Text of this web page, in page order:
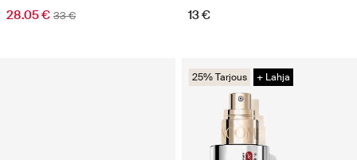
28.05 € 33 € 13 €
25% Tarjous + Lahja